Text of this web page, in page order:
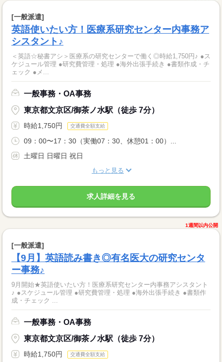
[一般派遣]
英語使いたい方！医療系研究センター内事務ア
シスタント♪
＜英語☆秘書アシ＞医療系の研究センターで働く◎時給1,750円♪ ●ス
ケジュール管理 ●研究費管理・処理 ●海外出張手続き ●書類作成・チ
ェック ●メ...
一般事務・OA事務
東京都文京区/御茶ノ水駅（徒歩 7分）
時給1,750円 交通費全額支給
09：00〜17：30（実働07：30、休憩01：00）...
土曜日 日曜日 祝日
もっと見る
求人詳細を見る
1週間以内公開
[一般派遣]
【9月】英語読み書き◎有名医大の研究センタ
ー事務♪
9月開始★英語使いたい方！医療系研究センター内事務アシスタント
♪ ●スケジュール管理 ●研究費管理・処理 ●海外出張手続き ●書類作
成・チェック ...
一般事務・OA事務
東京都文京区/御茶ノ水駅（徒歩 7分）
時給1,750円 交通費全額支給